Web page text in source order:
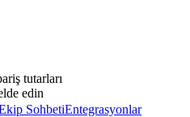
tutarları
edin
SohbetiEntegrasyonlar